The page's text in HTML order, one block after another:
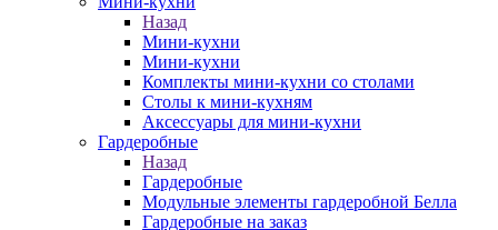
Назад
Мини-кухни
Мини-кухни
Комплекты мини-кухни со столами
Столы к мини-кухням
Аксессуары для мини-кухни
Гардеробные
Назад
Гардеробные
Модульные элементы гардеробной Белла
Гардеробные на заказ